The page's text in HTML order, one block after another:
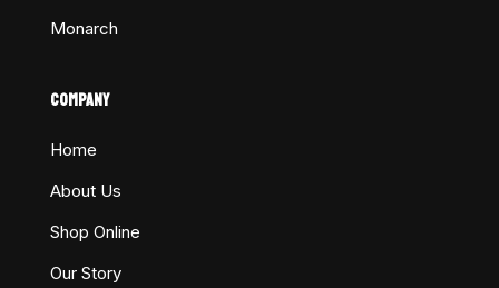
Monarch
COMPANY
Home
About Us
Shop Online
Our Story